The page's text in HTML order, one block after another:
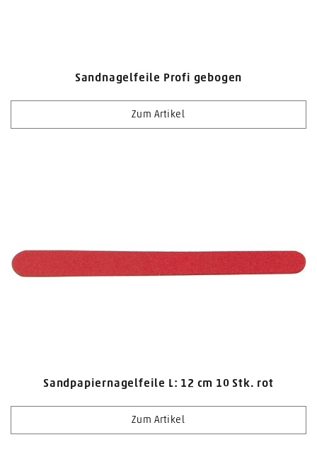
Sandnagelfeile Profi gebogen
Zum Artikel
Sandpapiernagelfeile L: 12 cm 10 Stk. rot
Zum Artikel